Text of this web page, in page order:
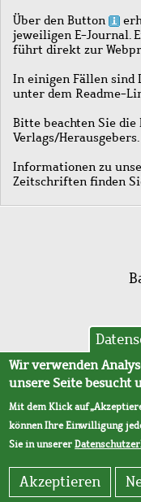
Über den Button
jeweiligen E-Journal.
führt direkt zur
In einigen Fällen sind
unter dem Readme-
Bitte beachten Sie die
Verlags/Herausgebers.
Informationen zu
Zeitschriften finden
Wir verwenden
unsere Seite besucht
Mit dem Klick auf
können Ihre Einwilligung
Sie in unserer
Akzeptieren